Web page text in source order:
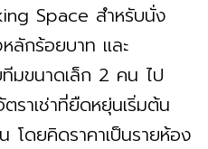
Space สำหรับนั่ง
ลักร้อยบาท และ
มขนาดเล็ก 2 คน ไป
าเช่าที่ยืดหยุ่นเริ่มต้น
ดยคิดราคาเป็นรายห้อง